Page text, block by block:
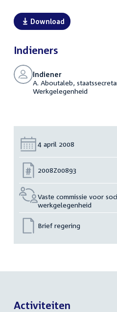
Download
Indieners
Indiener
A. Aboutaleb,
Werkgelegenheid
Datum:
4 april 2008
Nummer:
2008Z00893
Vaste commissie voor
werkgelegenheid
Brief regering
Activiteiten